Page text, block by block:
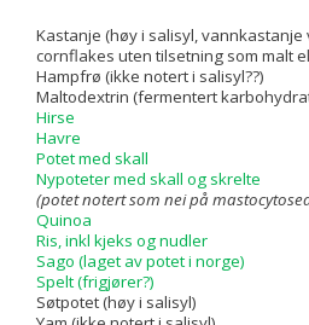
Kastanje (høy i salisyl, vannkastanje
cornflakes uten tilsetning som malt
Hampfrø (ikke notert i salisyl??)
Maltodextrin (fermentert
Hirse
Havre
Potet med skall
Nypoteter med skall og skrelte
(potet notert som nei på
Quinoa
Ris, inkl kjeks og nudler
Sago (laget av potet i norge)
Spelt (frigjører?)
Søtpotet (høy i salisyl)